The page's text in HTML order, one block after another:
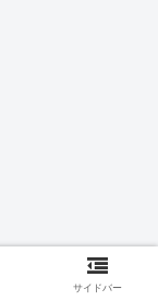
サイドバー